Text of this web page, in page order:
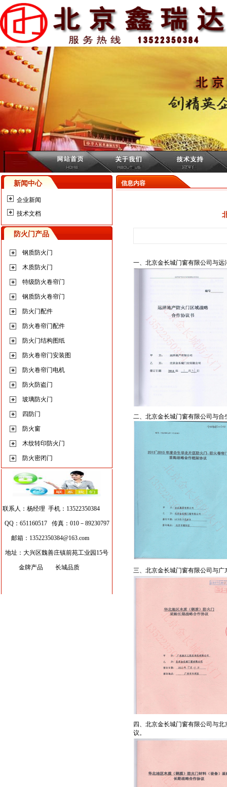
新闻中心
企业新闻
技术文档
防火门产品
钢质防火门
木质防火门
特级防火卷帘门
钢质防火卷帘门
防火门配件
防火卷帘门配件
防火门结构图纸
防火卷帘门安装图
防火卷帘门电机
防火防盗门
玻璃防火门
四防门
防火窗
木纹转印防火门
防火密闭门
联系人：杨经理 手机：13522350384
QQ：651160517 传真：010－89230797
邮箱： 13522350384@163.com
地址：大兴区魏善庄镇前苑工业园15号
金牌产品 长城品质
信息内容
一、北京金长城门窗有限公司与
二、北京金长城门窗有限公司与
三、北京金长城门窗有限公司与
四、北京金长城门窗有限公司与
议。